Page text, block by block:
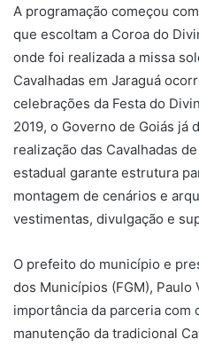
A programação começou
que escoltam a Coroa do
onde foi realizada a missa
Cavalhadas em Jaraguá
celebrações da Festa do
2019, o Governo de Goiás já
realização das Cavalhadas
estadual garante estrutura
montagem de cenários e
vestimentas, divulgação e
O prefeito do município e
dos Municípios (FGM), Paulo
importância da parceria com
manutenção da tradicional